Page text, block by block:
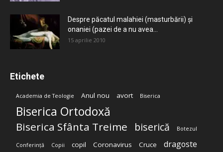
Despre păcatul malahiei (masturbării) şi
onaniei (pazei de a nu avea...
15 aprilie 2010
Etichete
Academia de Teologie Anul nou avort Biserica
Biserica Ortodoxă
Biserica Sfânta Treime biserică Botezul
Conferință Copii copil Coronavirus Cruce dragoste